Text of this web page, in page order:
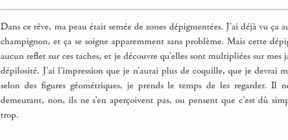
Dans ce rêve, ma peau était semée de zones dépigmentées. J’ai déjà vu
champignon, et ça se soigne apparemment sans problème. Mais cette
aucun reflet sur ces taches, et je découvre qu’elles sont multipliées sur
dépilosité. J’ai l’impression que je n’aurai plus de coquille, que je devrai
selon des figures géométriques, je prends le temps de les regarder. Il
demeurant, non, ils ne s’en aperçoivent pas, ou pensent que c’est dû
trop.